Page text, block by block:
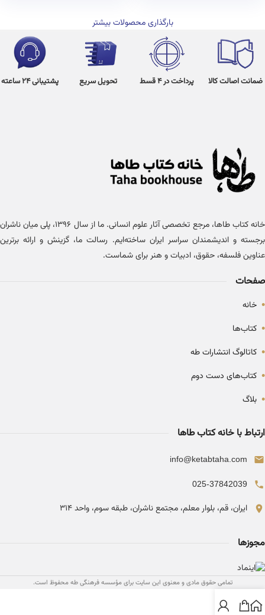
بارگذاری محصولات بیشتر
ضمانت اصالت کالا پرداخت در 4 قسط تحویل سریع پشتیبانی 24 ساعته
خانه کتاب طاها، مرجع تخصصی آثار علوم انسانی. ما از سال ۱۳۹۶، پلی میان ناشران
برجسته و اندیشمندان سراسر ایران ساخته‌ایم. رسالت ما، گزینش و ارائه برترین
عناوین فلسفه، حقوق، ادبیات و هنر برای شماست.
صفحات
• خانه
• کتاب‌ها
• کاتالوگ انتشارات طه
• کتاب‌های دست دوم
• بلاگ
ارتباط با خانه کتاب طاها
info@ketabtaha.com
025-37842039
ایران، قم، بلوار معلم، مجتمع ناشران، طبقه سوم، واحد ۳۱۴
مجوزها
تمامی حقوق مادی و معنوی این سایت برای مؤسسه فرهنگی طه محفوظ است.